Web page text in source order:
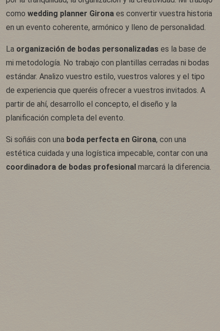
como wedding planner Girona es convertir vuestra historia
en un evento coherente, armónico y lleno de personalidad.
La organización de bodas personalizadas es la base de
mi metodología. No trabajo con plantillas cerradas ni bodas
estándar. Analizo vuestro estilo, vuestros valores y el tipo
de experiencia que queréis ofrecer a vuestros invitados. A
partir de ahí, desarrollo el concepto, el diseño y la
planificación completa del evento.
Si soñáis con una boda perfecta en Girona, con una
estética cuidada y una logística impecable, contar con una
coordinadora de bodas profesional marcará la diferencia.